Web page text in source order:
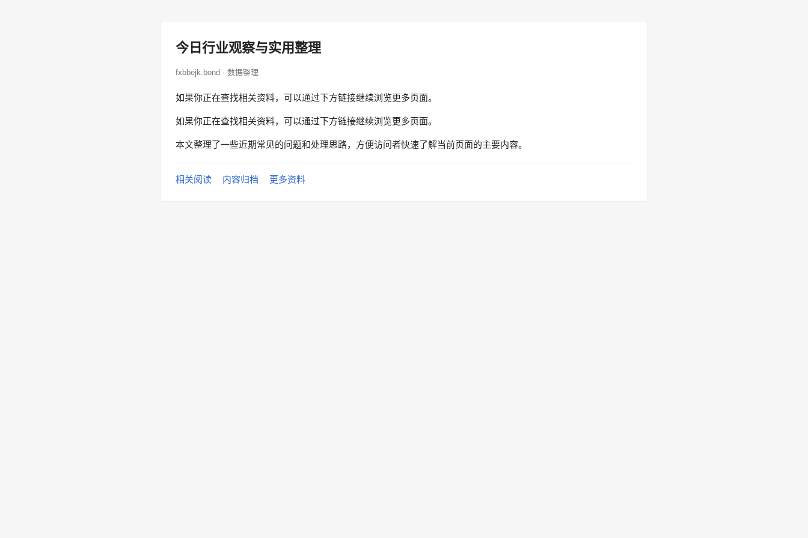
今日行业观察与实用整理
fxbbejk.bond · 数据整理
如果你正在查找相关资料，可以通过下方链接继续浏览更多页面。
如果你正在查找相关资料，可以通过下方链接继续浏览更多页面。
本文整理了一些近期常见的问题和处理思路，方便访问者快速了解当前页面的主要内容。
相关阅读 内容归档 更多资料